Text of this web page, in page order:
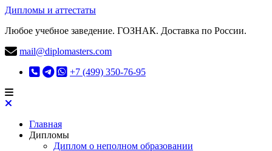
Дипломы и аттестаты
Любое учебное заведение. ГОЗНАК. Доставка по России.
mail@diplomasters.com
+7 (499) 350-76-95
Главная
Дипломы
Диплом о неполном образовании